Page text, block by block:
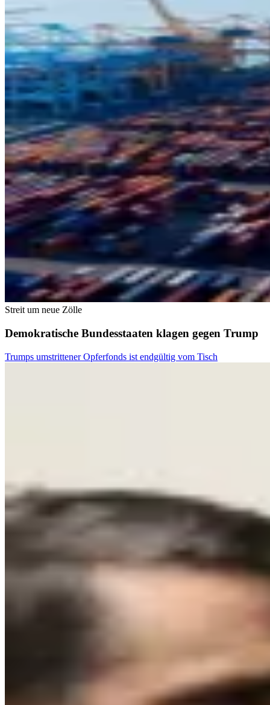
Streit um neue Zölle
Demokratische Bundesstaaten klagen gegen Trump
Trumps umstrittener Opferfonds ist endgültig vom Tisch